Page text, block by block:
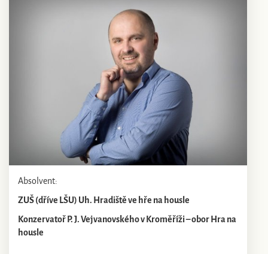
Absolvent:
ZUŠ (dříve LŠU) Uh. Hradiště ve hře na housle
Konzervatoř P. J. Vejvanovského v Kroměříži – obor Hra na
housle